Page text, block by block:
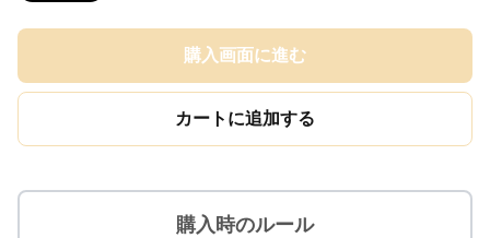
購入画面に進む
カートに追加する
購入時のルール